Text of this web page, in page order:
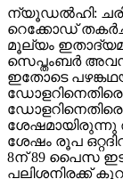
ന്യൂഡല്‍ഹി:
റെക്കോഡ്
മൂല്യം
സെപ്തംബര്‍
ഇതോടെ
ഡോളറിനെതിരെ
ശേഷമായിരുന്നു
ശേഷം രൂപ
8ന് 89 പൈസ
പലിശനിരക്ക്